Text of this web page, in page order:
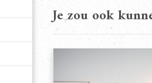
Je zou ook